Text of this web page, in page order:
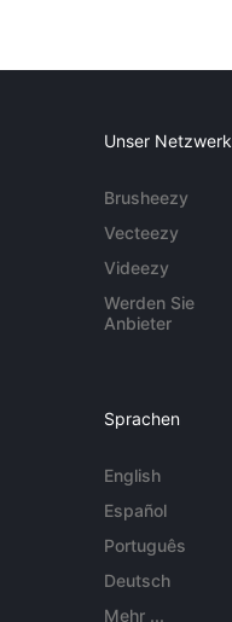
Unser Netzwerk
Brusheezy
Vecteezy
Videezy
Werden Sie
Anbieter
Sprachen
English
Español
Português
Deutsch
Mehr ...